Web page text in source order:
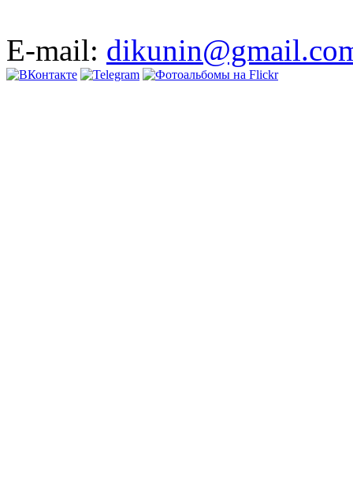
E-mail: